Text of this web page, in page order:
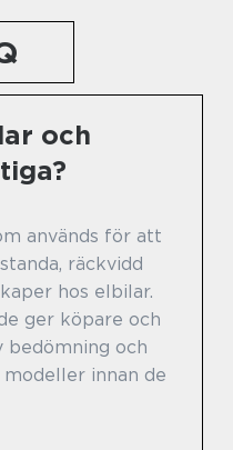
och
används för att
räckvidd
hos elbilar.
ger köpare och
och
innan de